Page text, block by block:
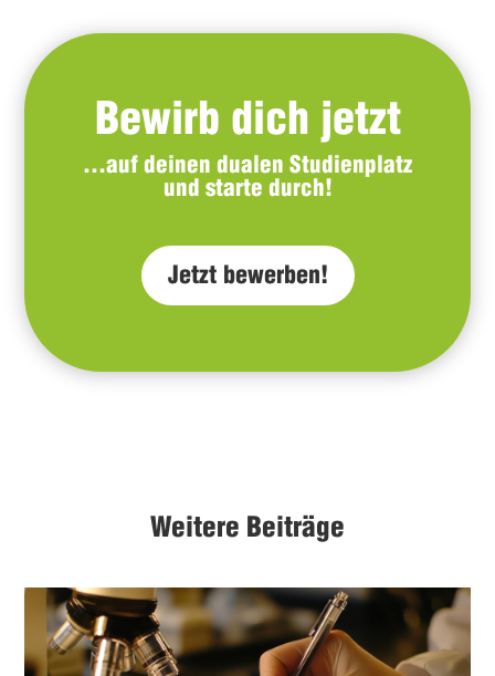
Bewirb dich jetzt
…auf deinen dualen Studienplatz
und starte durch!
Jetzt bewerben!
Weitere Beiträge